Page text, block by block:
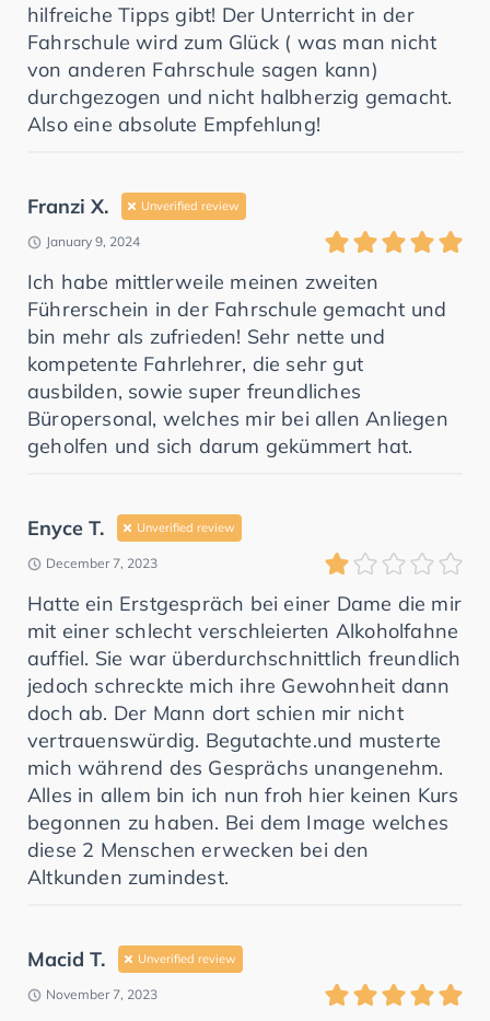
hilfreiche Tipps gibt! Der Unterricht in der
Fahrschule wird zum Glück ( was man nicht
von anderen Fahrschule sagen kann)
durchgezogen und nicht halbherzig gemacht.
Also eine absolute Empfehlung!
Franzi X. Unverified review
January 9, 2024
Ich habe mittlerweile meinen zweiten
Führerschein in der Fahrschule gemacht und
bin mehr als zufrieden! Sehr nette und
kompetente Fahrlehrer, die sehr gut
ausbilden, sowie super freundliches
Büropersonal, welches mir bei allen Anliegen
geholfen und sich darum gekümmert hat.
Enyce T. Unverified review
December 7, 2023
Hatte ein Erstgespräch bei einer Dame die mir
mit einer schlecht verschleierten Alkoholfahne
auffiel. Sie war überdurchschnittlich freundlich
jedoch schreckte mich ihre Gewohnheit dann
doch ab. Der Mann dort schien mir nicht
vertrauenswürdig. Begutachte.und musterte
mich während des Gesprächs unangenehm.
Alles in allem bin ich nun froh hier keinen Kurs
begonnen zu haben. Bei dem Image welches
diese 2 Menschen erwecken bei den
Altkunden zumindest.
Macid T. Unverified review
November 7, 2023